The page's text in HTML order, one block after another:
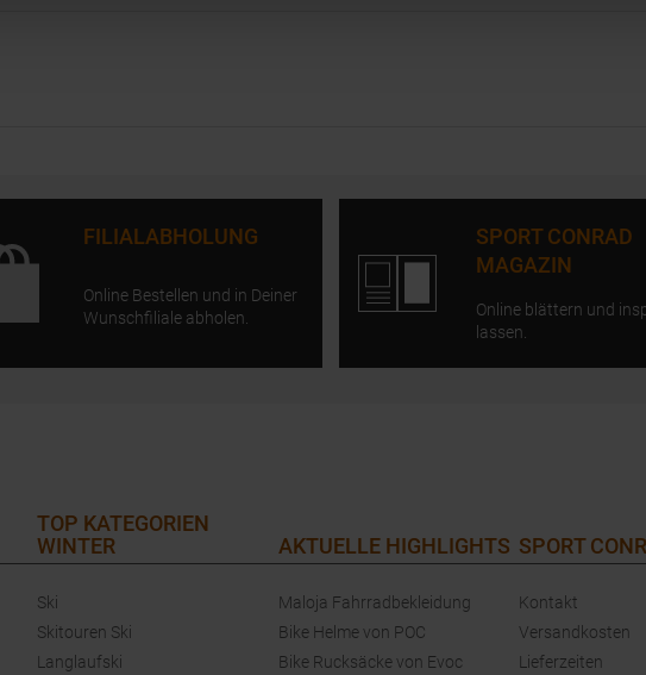
FILIALABHOLUNG
Online Bestellen und in Deiner
Wunschfiliale abholen.
SPORT CONRAD
MAGAZIN
Online blättern und
lassen.
TOP KATEGORIEN
WINTER
Ski
Skitouren Ski
Langlaufski
AKTUELLE HIGHLIGHTS
Maloja Fahrradbekleidung
Bike Helme von POC
Bike Rucksäcke von Evoc
SPORT
Kontakt
Versandkosten
Lieferzeiten